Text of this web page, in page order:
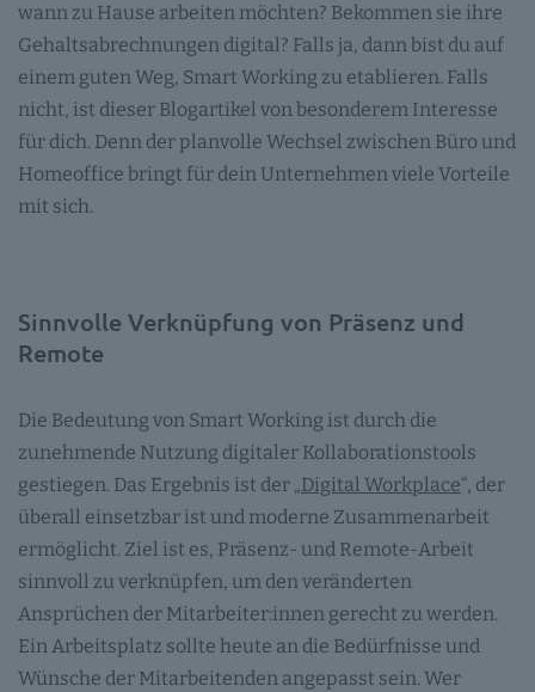
wann zu Hause arbeiten möchten? Bekommen sie ihre
Gehaltsabrechnungen digital? Falls ja, dann bist du auf
einem guten Weg, Smart Working zu etablieren. Falls
nicht, ist dieser Blogartikel von besonderem Interesse
für dich. Denn der planvolle Wechsel zwischen Büro und
Homeoffice bringt für dein Unternehmen viele Vorteile
mit sich.
Sinnvolle Verknüpfung von Präsenz und
Remote
Die Bedeutung von Smart Working ist durch die
zunehmende Nutzung digitaler Kollaborationstools
gestiegen. Das Ergebnis ist der „Digital Workplace“, der
überall einsetzbar ist und moderne Zusammenarbeit
ermöglicht. Ziel ist es, Präsenz- und Remote-Arbeit
sinnvoll zu verknüpfen, um den veränderten
Ansprüchen der Mitarbeiter:innen gerecht zu werden.
Ein Arbeitsplatz sollte heute an die Bedürfnisse und
Wünsche der Mitarbeitenden angepasst sein. Wer